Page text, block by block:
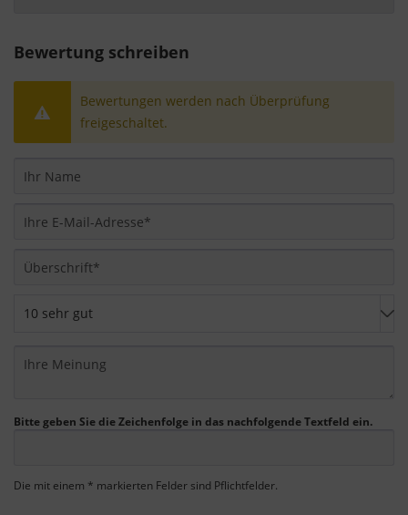
Bewertung schreiben
Bewertungen werden nach Überprüfung
freigeschaltet.
Bitte geben Sie die Zeichenfolge in das nachfolgende Textfeld ein.
Die mit einem * markierten Felder sind Pflichtfelder.